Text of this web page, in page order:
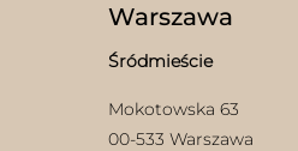
na
produktu
Warszawa
Śródmieście
Mokotowska 63
00-533 Warszawa